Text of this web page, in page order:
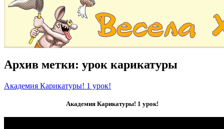
Архив метки: урок карикатуры
Академия Карикатуры! 1 урок!
Академия Карикатуры! 1 урок!